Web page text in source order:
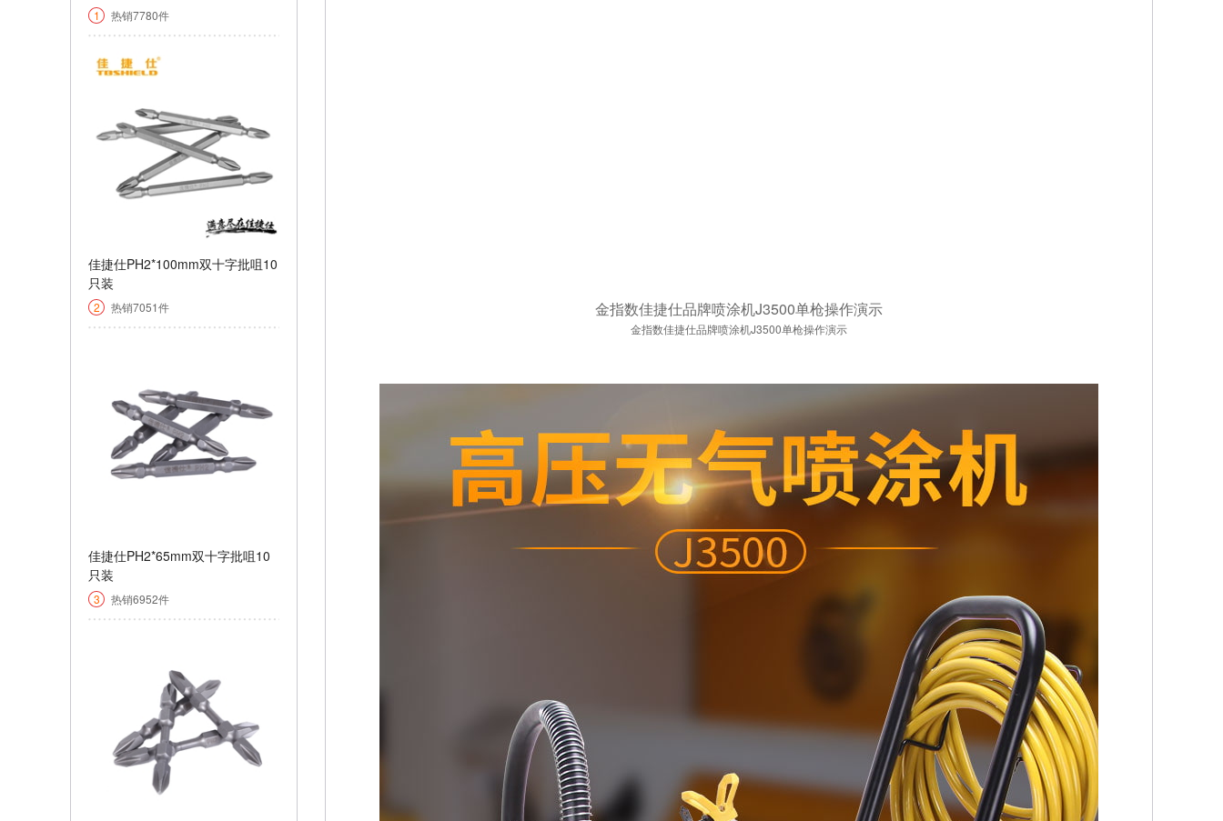
金指数佳捷仕品牌喷涂机J3500单枪操作演示
金指数佳捷仕品牌喷涂机J3500单枪操作演示
1 热销7780件
￥+function toString() { [native
佳捷仕PH2*100mm双十字批咀10
只装
2 热销7051件
￥+function toString() { [native
佳捷仕PH2*65mm双十字批咀10
只装
3 热销6952件
￥+function toString() { [native